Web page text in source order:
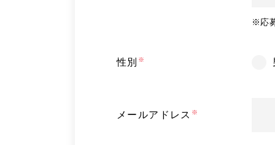
※応
性別
メールアドレス